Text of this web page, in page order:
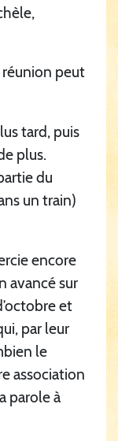
peut
tard, puis
plus.
du
un train)
encore
avancé sur
et
par leur
le
association
parole à